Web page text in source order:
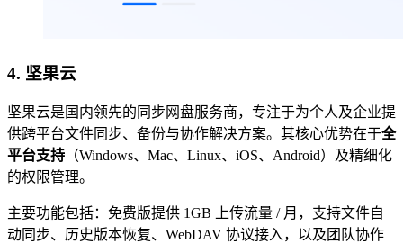
4. 坚果云
坚果云是国内领先的同步网盘服务商，专注于为个人及企业提
供跨平台文件同步、备份与协作解决方案。其核心优势在于全
平台支持 （Windows、Mac、Linux、iOS、Android）及精细化
的权限管理。
主要功能包括：免费版提供 1GB 上传流量 / 月，支持文件自
动同步、历史版本恢复、WebDAV 协议接入，以及团队协作